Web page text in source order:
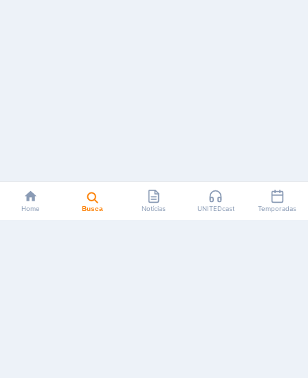
Home Busca Notícias UNITEDcast Temporadas